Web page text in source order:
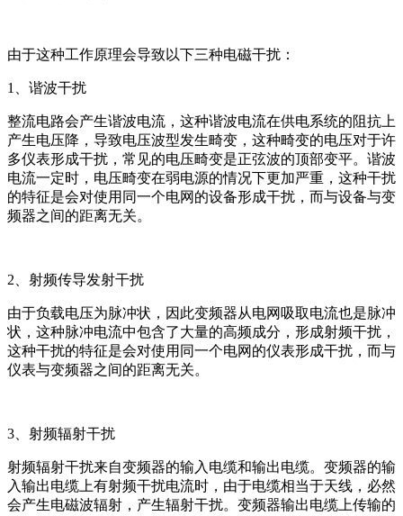
由于这种工作原理会导致以下三种电磁干扰：
1、谐波干扰
整流电路会产生谐波电流，这种谐波电流在供电系统的阻抗上
产生电压降，导致电压波型发生畸变，这种畸变的电压对于许
多仪表形成干扰，常见的电压畸变是正弦波的顶部变平。谐波
电流一定时，电压畸变在弱电源的情况下更加严重，这种干扰
的特征是会对使用同一个电网的设备形成干扰，而与设备与变
频器之间的距离无关。
2、射频传导发射干扰
由于负载电压为脉冲状，因此变频器从电网吸取电流也是脉冲
状，这种脉冲电流中包含了大量的高频成分，形成射频干扰，
这种干扰的特征是会对使用同一个电网的仪表形成干扰，而与
仪表与变频器之间的距离无关。
3、射频辐射干扰
射频辐射干扰来自变频器的输入电缆和输出电缆。变频器的输
入输出电缆上有射频干扰电流时，由于电缆相当于天线，必然
会产生电磁波辐射，产生辐射干扰。变频器输出电缆上传输的